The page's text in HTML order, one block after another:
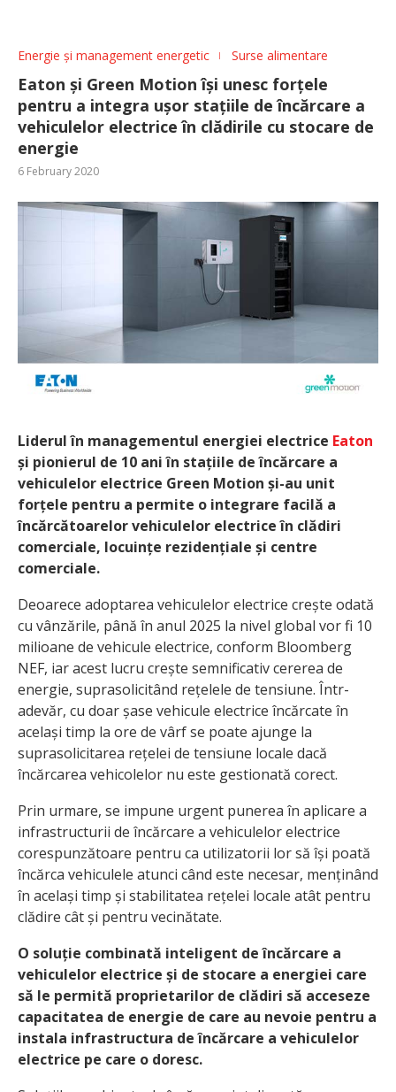
Energie și management energetic Surse alimentare
Eaton și Green Motion își unesc forțele
pentru a integra ușor stațiile de încărcare a
vehiculelor electrice în clădirile cu stocare de
energie
6 February 2020
Liderul în managementul energiei electrice Eaton
și pionierul de 10 ani în stațiile de încărcare a
vehiculelor electrice Green Motion și-au unit
forțele pentru a permite o integrare facilă a
încărcătoarelor vehiculelor electrice în clădiri
comerciale, locuințe rezidențiale și centre
comerciale.
Deoarece adoptarea vehiculelor electrice crește odată
cu vânzările, până în anul 2025 la nivel global vor fi 10
milioane de vehicule electrice, conform Bloomberg
NEF, iar acest lucru crește semnificativ cererea de
energie, suprasolicitând rețelele de tensiune. Într-
adevăr, cu doar șase vehicule electrice încărcate în
același timp la ore de vârf se poate ajunge la
suprasolicitarea rețelei de tensiune locale dacă
încărcarea vehicolelor nu este gestionată corect.
Prin urmare, se impune urgent punerea în aplicare a
infrastructurii de încărcare a vehiculelor electrice
corespunzătoare pentru ca utilizatorii lor să își poată
încărca vehiculele atunci când este necesar, menținând
în același timp și stabilitatea rețelei locale atât pentru
clădire cât și pentru vecinătate.
O soluție combinată inteligent de încărcare a
vehiculelor electrice și de stocare a energiei care
să le permită proprietarilor de clădiri să acceseze
capacitatea de energie de care au nevoie pentru a
instala infrastructura de încărcare a vehiculelor
electrice pe care o doresc.